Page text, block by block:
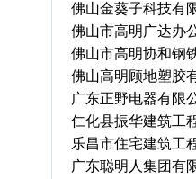
佛山金葵子科技有
佛山市高明广达办
佛山市高明协和钢
佛山高明顾地塑胶
广东正野电器有限
仁化县振华建
乐昌市住宅建筑工
广东聪明人集团有